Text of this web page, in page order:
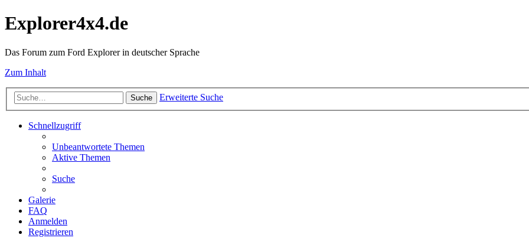
Explorer4x4.de
Das Forum zum Ford Explorer in deutscher Sprache
Zum Inhalt
Suche Erweiterte Suche
Schnellzugriff
Unbeantwortete Themen
Aktive Themen
Suche
Galerie
FAQ
Anmelden
Registrieren